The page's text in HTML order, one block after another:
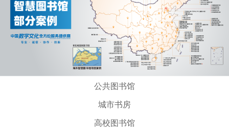
公共图书馆
城市书房
高校图书馆